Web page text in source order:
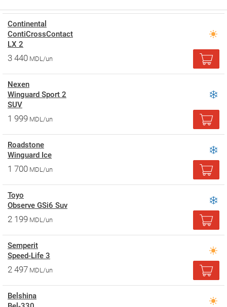
Continental
ContiCrossContact
LX 2
3 440 MDL/un
Nexen
Winguard Sport 2
SUV
1 999 MDL/un
Roadstone
Winguard Ice
1 700 MDL/un
Toyo
Observe GSi6 Suv
2 199 MDL/un
Semperit
Speed-Life 3
2 497 MDL/un
Belshina